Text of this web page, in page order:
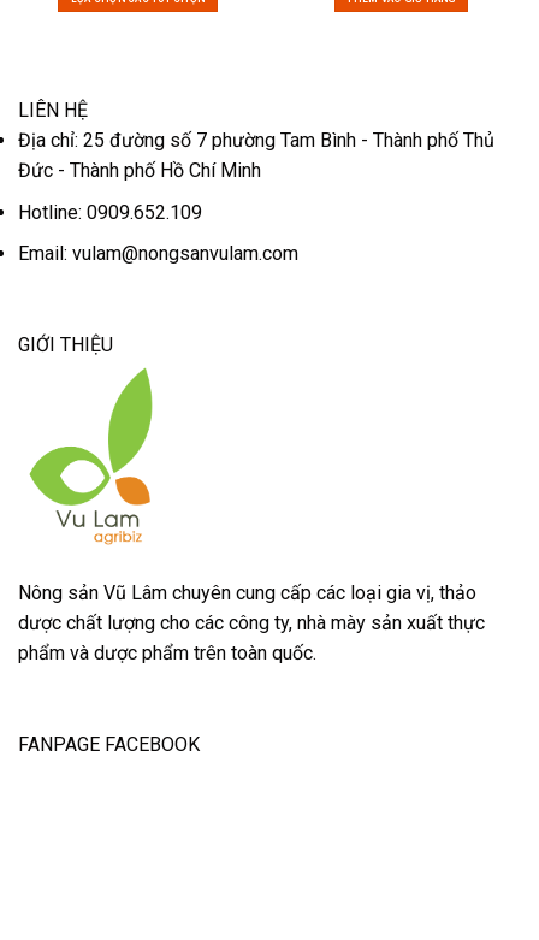
LIÊN HỆ
Địa chỉ: 25 đường số 7 phường Tam Bình - Thành phố Thủ
Đức - Thành phố Hồ Chí Minh
Hotline: 0909.652.109
Email: vulam@nongsanvulam.com
GIỚI THIỆU
Nông sản Vũ Lâm chuyên cung cấp các loại gia vị, thảo
dược chất lượng cho các công ty, nhà mày sản xuất thực
phẩm và dược phẩm trên toàn quốc.
FANPAGE FACEBOOK